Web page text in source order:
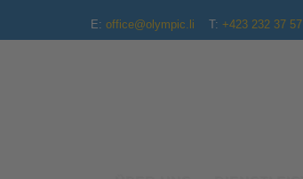
E: office@olympic.li T: +423 232 37 57